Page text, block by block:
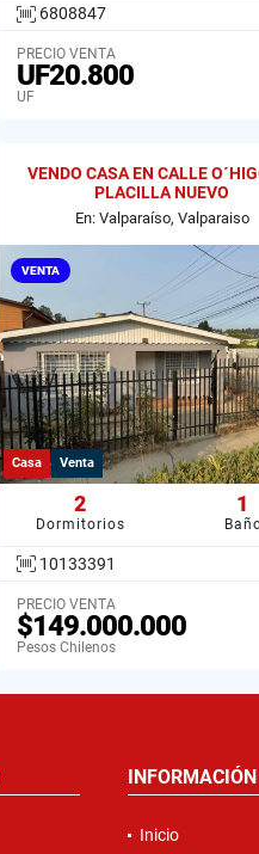
6808847
PRECIO VENTA
UF20.800
UF
VENDO CASA EN CALLE
PLACILLA NUEVO
En: Valparaíso, Valparaiso
VENTA
Casa Venta
2
Dormitorios
1
10133391
PRECIO VENTA
$149.000.000
Pesos Chilenos
INFORMACIÓN
Inicio